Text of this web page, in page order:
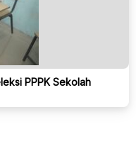
PPPK Sekolah